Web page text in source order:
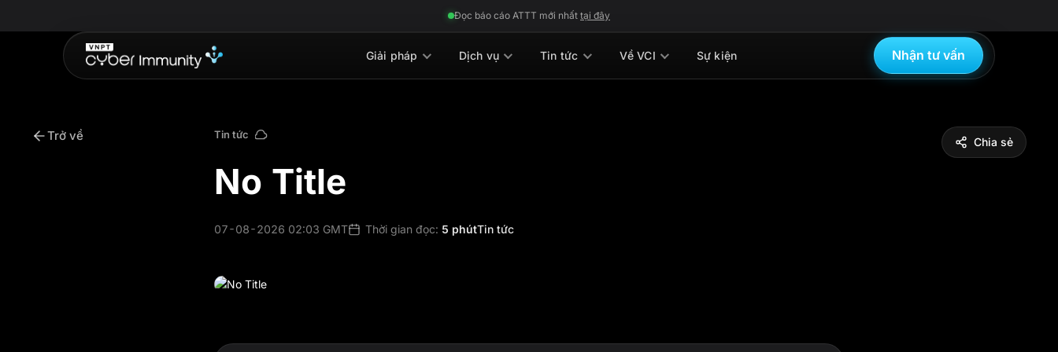
Đọc báo cáo ATTT mới nhất tại đây
Giải pháp Dịch vụ Tin tức Về VCI Sự kiện Nhận tư vấn
Trở về Tin tức
No Title
07-08-2026 02:03 GMT Thời gian đọc: 5 phútTin tức
Chia sẻ